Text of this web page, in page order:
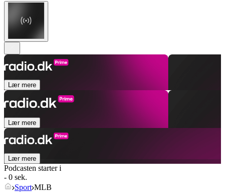
Lær mere
Lær mere
Lær mere
Podcasten starter i
- 0 sek.
Sport MLB